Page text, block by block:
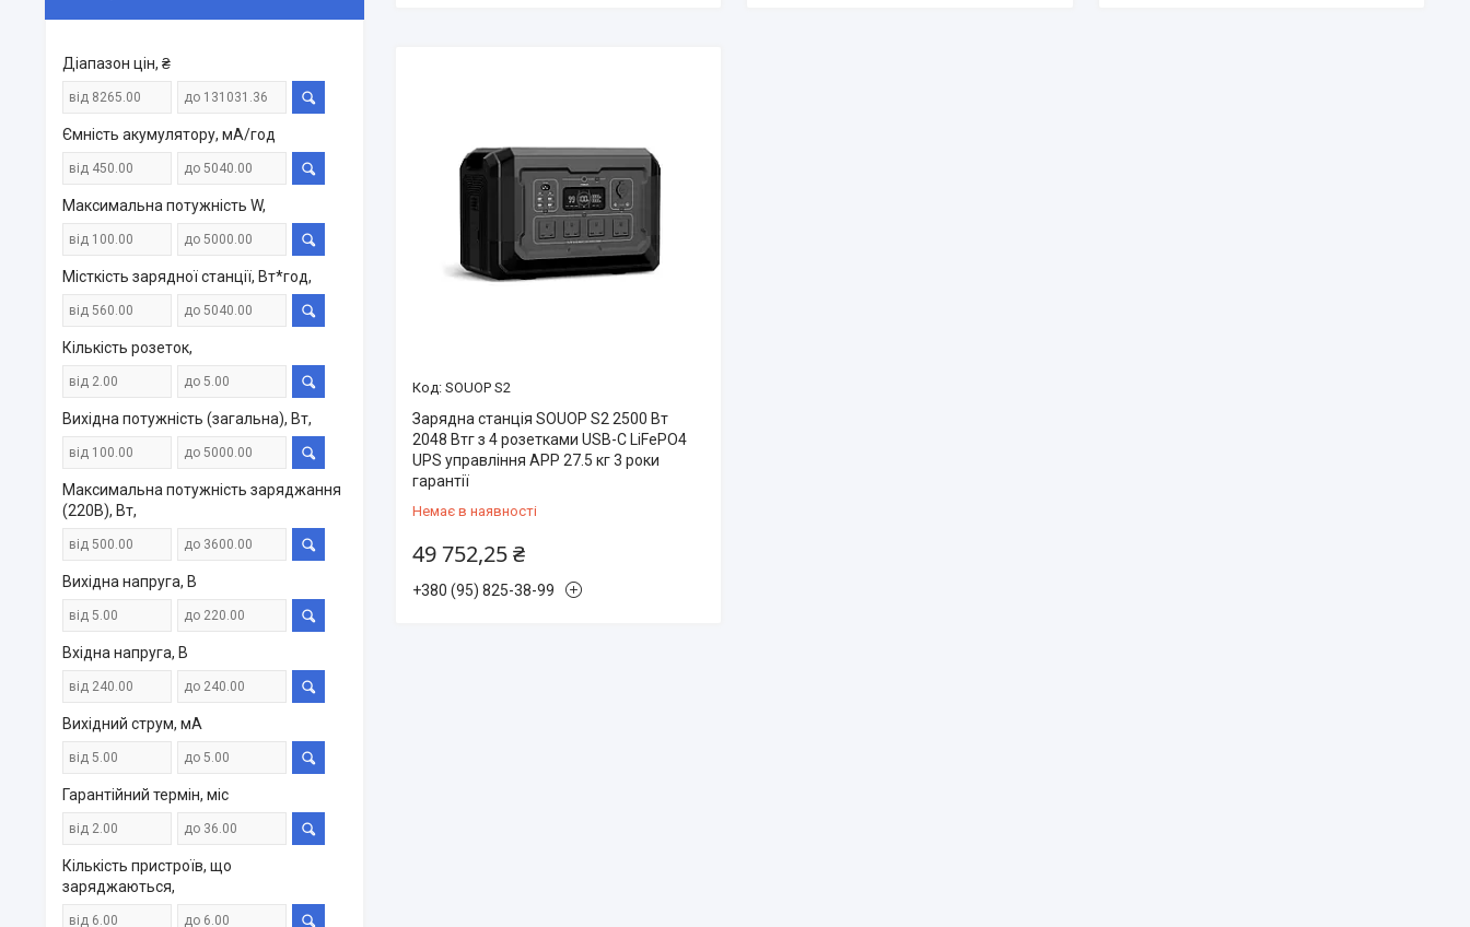
SOUOP S2
Зарядна станція SOUOP S2 2500 Вт
2048 Втг з 4 розетками USB-C LiFePO4
UPS управління APP 27.5 кг 3 роки
гарантії
Немає в наявності
49 752,25 ₴
+380 (95) 825-38-99
Діапазон цін, ₴
Ємність акумулятору, мА/год
Максимальна потужність W,
Місткість зарядної станції, Вт*год,
Кількість розеток,
Вихідна потужність (загальна), Вт,
Максимальна потужність заряджання
(220В), Вт,
Вихідна напруга, В
Вхідна напруга, В
Вихідний струм, мА
Гарантійний термін, міс
Кількість пристроїв, що
заряджаються,